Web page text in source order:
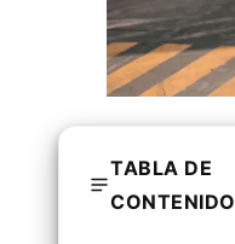
TABLA DE
CONTENIDO